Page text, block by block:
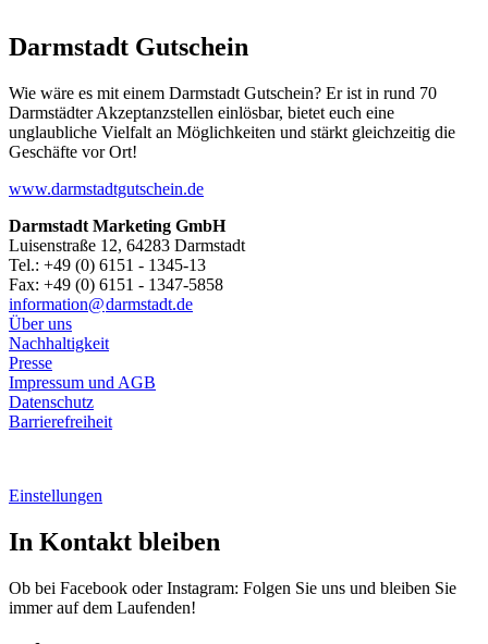
Darmstadt Gutschein
Wie wäre es mit einem Darmstadt Gutschein? Er ist in rund 70
Darmstädter Akzeptanzstellen einlösbar, bietet euch eine
unglaubliche Vielfalt an Möglichkeiten und stärkt gleichzeitig die
Geschäfte vor Ort!
www.darmstadtgutschein.de
Darmstadt Marketing GmbH
Luisenstraße 12, 64283 Darmstadt
Tel.: +49 (0) 6151 - 1345-13
Fax: +49 (0) 6151 - 1347-5858
information@darmstadt.de
Über uns
Nachhaltigkeit
Presse
Impressum und AGB
Datenschutz
Barrierefreiheit
Einstellungen
In Kontakt bleiben
Ob bei Facebook oder Instagram: Folgen Sie uns und bleiben Sie
immer auf dem Laufenden!